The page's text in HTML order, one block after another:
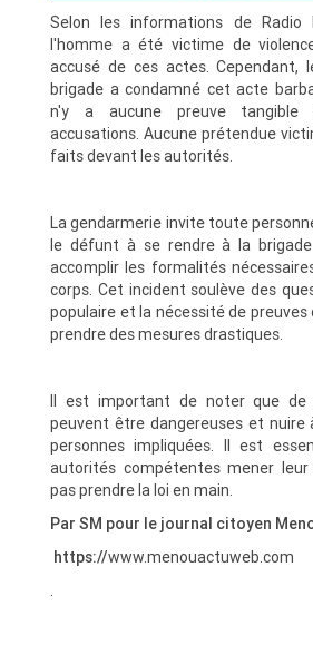
Selon les informations de Radio
l'homme a été victime de
accusé de ces actes. Cependant,
brigade a condamné cet acte
n'y a aucune preuve tangible
accusations. Aucune prétendue
faits devant les autorités.
La gendarmerie invite toute
le défunt à se rendre à la
accomplir les formalités
corps. Cet incident soulève des
populaire et la nécessité de
prendre des mesures drastiques.
Il est important de noter que de
peuvent être dangereuses et nuire
personnes impliquées. Il est
autorités compétentes mener
pas prendre la loi en main.
Par SM pour le journal citoyen
https://www.menouactuweb.com